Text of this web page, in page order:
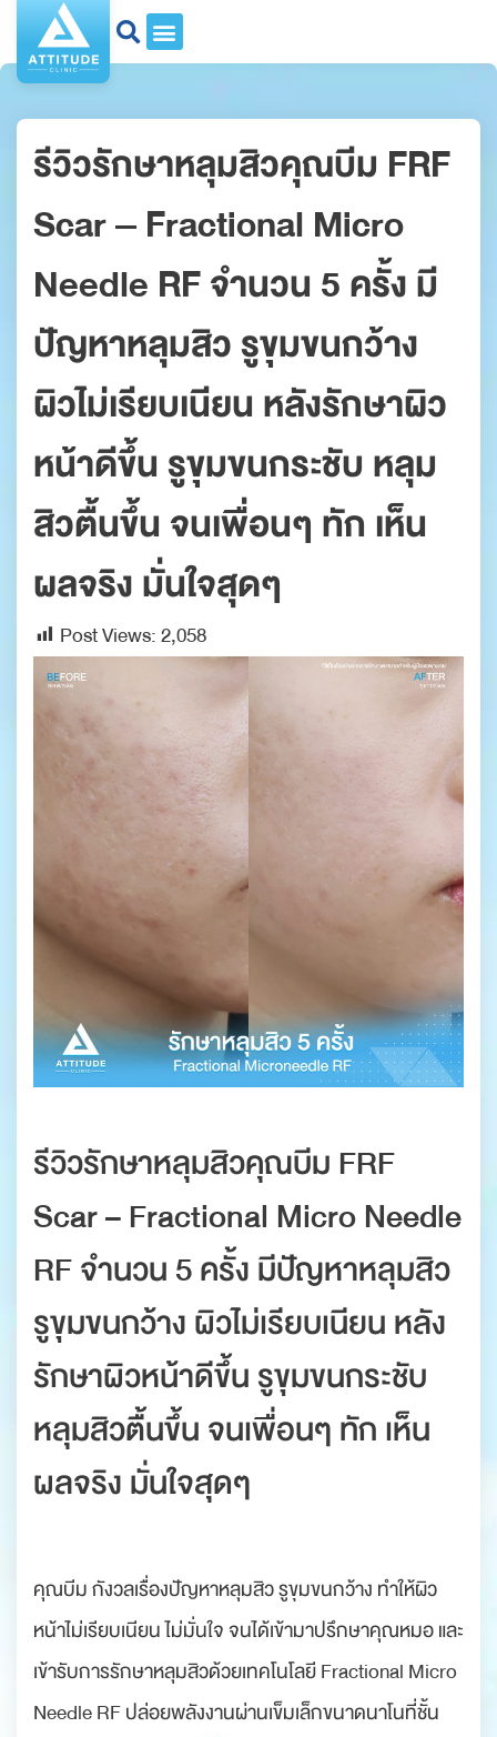
รีวิวรักษาหลุมสิวคุณบีม FRF
Scar – Fractional Micro
Needle RF จำนวน 5 ครั้ง มี
ปัญหาหลุมสิว รูขุมขนกว้าง
ผิวไม่เรียบเนียน หลังรักษาผิว
หน้าดีขึ้น รูขุมขนกระชับ หลุม
สิวตื้นขึ้น จนเพื่อนๆ ทัก เห็น
ผลจริง มั่นใจสุดๆ
Post Views:2,058
รีวิวรักษาหลุมสิวคุณบีม FRF
Scar – Fractional Micro Needle
RF จำนวน 5 ครั้ง มีปัญหาหลุมสิว
รูขุมขนกว้าง ผิวไม่เรียบเนียน หลัง
รักษาผิวหน้าดีขึ้น รูขุมขนกระชับ
หลุมสิวตื้นขึ้น จนเพื่อนๆ ทัก เห็น
ผลจริง มั่นใจสุดๆ
คุณบีม กังวลเรื่องปัญหาหลุมสิว รูขุมขนกว้าง ทำให้ผิว
หน้าไม่เรียบเนียน ไม่มั่นใจ จนได้เข้ามาปรึกษาคุณหมอ และ
เข้ารับการรักษาหลุมสิวด้วยเทคโนโลยี Fractional Micro
Needle RF ปล่อยพลังงานผ่านเข็มเล็กขนาดนาโนที่ชั้น